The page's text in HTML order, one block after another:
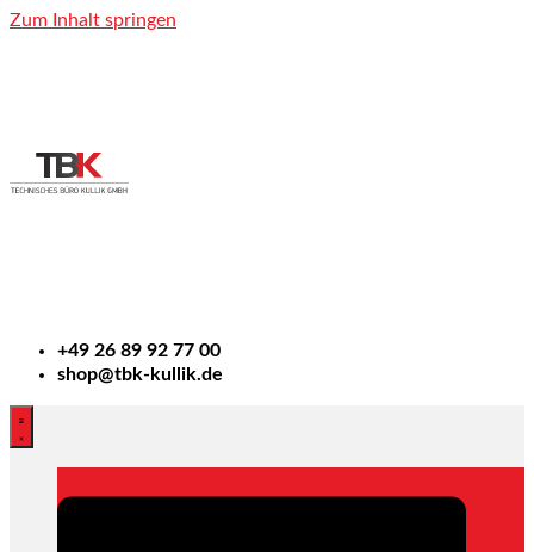
Zum Inhalt springen
+49 26 89 92 77 00
shop@tbk-kullik.de